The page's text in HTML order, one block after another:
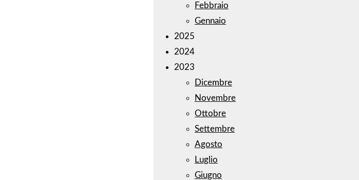
Febbraio
Gennaio
2025
2024
2023
Dicembre
Novembre
Ottobre
Settembre
Agosto
Luglio
Giugno